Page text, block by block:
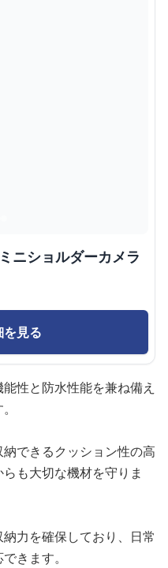
ニショルダーカメラ
見る
性と防水性能を兼ね備え
できるクッション性の高
も大切な機材を守りま
力を確保しており、日常
きます。